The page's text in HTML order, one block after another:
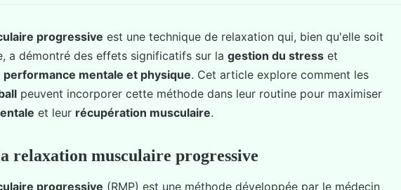
progressive est une technique de relaxation qui, bien qu'elle soit
a démontré des effets significatifs sur la gestion du stress et
performance mentale et physique. Cet article explore comment les
peuvent incorporer cette méthode dans leur routine pour maximiser
et leur récupération musculaire.
relaxation musculaire progressive
progressive (RMP) est une méthode développée par le médecin